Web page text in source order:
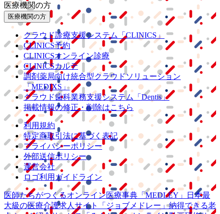
医療機関の方
医療機関の方
クラウド診療支援システム
「CLINICS」
CLINICS予約
CLINICSオンライン診療
CLINICSカルテ
調剤薬局向け統合型クラウドソリューション
「MEDIXS」
クラウド歯科業務支援システム
「Dentis」
掲載情報の修正・削除はこちら
利用規約
特定商取引法に基づく表記
プライバシーポリシー
外部送信ポリシー
運営会社
ロゴ利用ガイドライン
医師たちがつくるオンライン医療事典 「MEDLEY」
日本最
大級の医療介護求人サイト 「ジョブメドレー」納得できる老